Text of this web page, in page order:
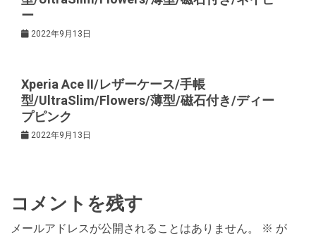
ー
2022年9月13日
Xperia Ace II/レザーケース/手帳
型/UltraSlim/Flowers/薄型/磁石付き/ディー
プピンク
2022年9月13日
コメントを残す
メールアドレスが公開されることはありません。 ※ が